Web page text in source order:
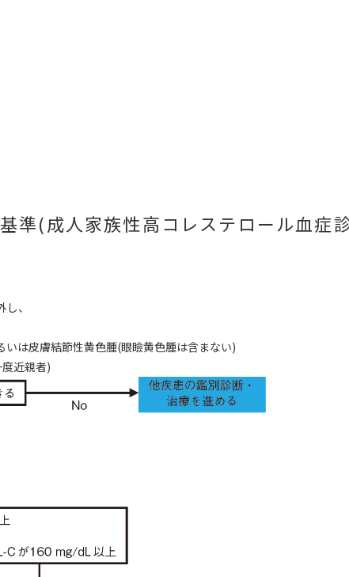
準(成人家族性高コレステロール血症
、
は皮膚結節性黄色腫(眼瞼黄色腫は含まない)
近親者)